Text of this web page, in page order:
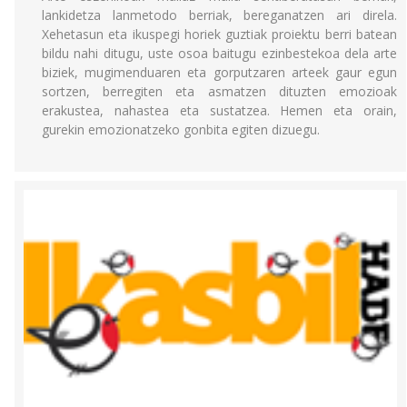
lankidetza lanmetodo berriak, bereganatzen ari direla.
Xehetasun eta ikuspegi horiek guztiak proiektu berri batean
bildu nahi ditugu, uste osoa baitugu ezinbestekoa dela arte
biziek, mugimenduaren eta gorputzaren arteek gaur egun
sortzen, berregiten eta asmatzen dituzten emozioak
erakustea, nahastea eta sustatzea. Hemen eta orain,
gurekin emozionatzeko gonbita egiten dizuegu.